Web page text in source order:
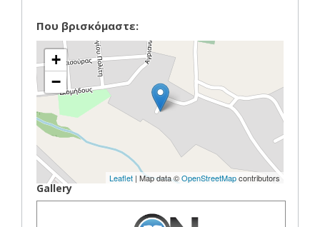
Που βρισκόμαστε:
+
−
Leaflet | Map data ©OpenStreetMapcontributors
Gallery